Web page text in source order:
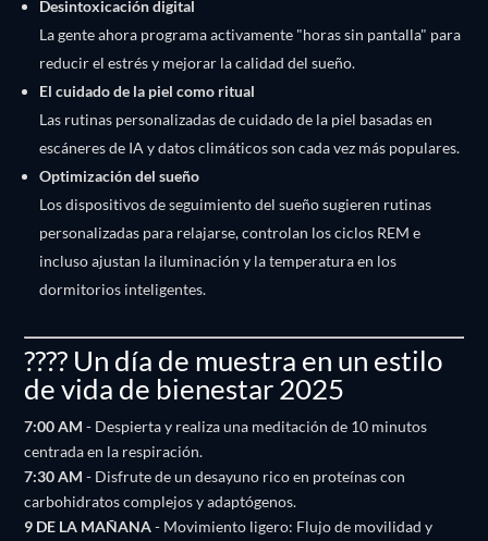
Desintoxicación digital
La gente ahora programa activamente "horas sin pantalla" para
reducir el estrés y mejorar la calidad del sueño.
El cuidado de la piel como ritual
Las rutinas personalizadas de cuidado de la piel basadas en
escáneres de IA y datos climáticos son cada vez más populares.
Optimización del sueño
Los dispositivos de seguimiento del sueño sugieren rutinas
personalizadas para relajarse, controlan los ciclos REM e
incluso ajustan la iluminación y la temperatura en los
dormitorios inteligentes.
???? Un día de muestra en un estilo
de vida de bienestar 2025
7:00 AM - Despierta y realiza una meditación de 10 minutos
centrada en la respiración.
7:30 AM - Disfrute de un desayuno rico en proteínas con
carbohidratos complejos y adaptógenos.
9 DE LA MAÑANA- Movimiento ligero: Flujo de movilidad y